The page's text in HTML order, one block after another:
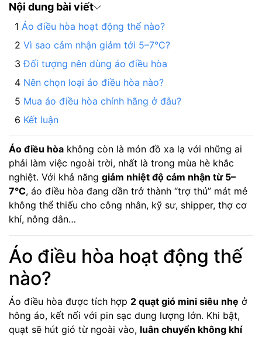
Nội dung bài viết
Áo điều hòa hoạt động thế nào?
Vì sao cảm nhận giảm tới 5–7°C?
Đối tượng nên dùng áo điều hòa
Nên chọn loại áo điều hòa nào?
Mua áo điều hòa chính hãng ở đâu?
Kết luận
Áo điều hòa không còn là món đồ xa lạ với những ai
phải làm việc ngoài trời, nhất là trong mùa hè khắc
nghiệt. Với khả năng giảm nhiệt độ cảm nhận từ 5–
7°C, áo điều hòa đang dần trở thành “trợ thủ” mát mẻ
không thể thiếu cho công nhân, kỹ sư, shipper, thợ cơ
khí, nông dân…
Áo điều hòa hoạt động thế
nào?
Áo điều hòa được tích hợp 2 quạt gió mini siêu nhẹ ở
hông áo, kết nối với pin sạc dung lượng lớn. Khi bật,
quạt sẽ hút gió từ ngoài vào, luân chuyển không khí